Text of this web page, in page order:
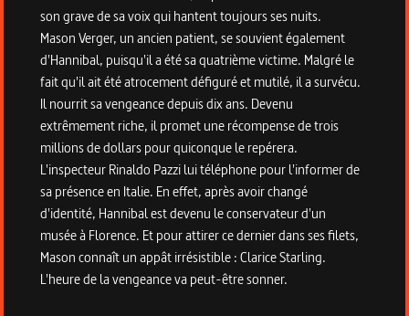
son grave de sa voix qui hantent toujours ses nuits.
Mason Verger, un ancien patient, se souvient également
d'Hannibal, puisqu'il a été sa quatrième victime. Malgré le
fait qu'il ait été atrocement défiguré et mutilé, il a survécu.
Il nourrit sa vengeance depuis dix ans. Devenu
extrêmement riche, il promet une récompense de trois
millions de dollars pour quiconque le repérera.
L'inspecteur Rinaldo Pazzi lui téléphone pour l'informer de
sa présence en Italie. En effet, après avoir changé
d'identité, Hannibal est devenu le conservateur d'un
musée à Florence. Et pour attirer ce dernier dans ses filets,
Mason connaît un appât irrésistible : Clarice Starling.
L'heure de la vengeance va peut-être sonner.